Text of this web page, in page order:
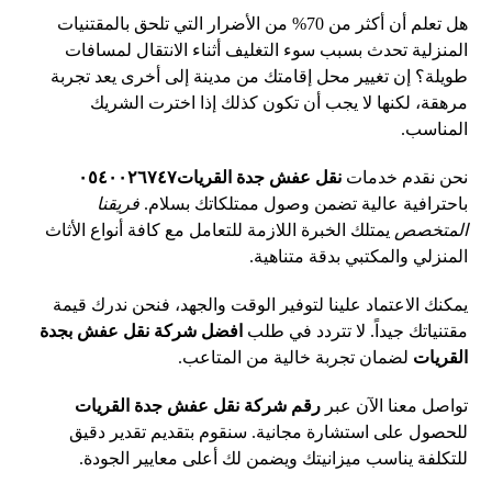
هل تعلم أن أكثر من 70% من الأضرار التي تلحق بالمقتنيات
المنزلية تحدث بسبب سوء التغليف أثناء الانتقال لمسافات
طويلة؟ إن تغيير محل إقامتك من مدينة إلى أخرى يعد تجربة
مرهقة، لكنها لا يجب أن تكون كذلك إذا اخترت الشريك
المناسب.
نحن نقدم خدماتنقل عفش جدة القريات٠٥٤٠٠٢٦٧٤٧
باحترافية عالية تضمن وصول ممتلكاتك بسلام.فريقنا
المتخصص يمتلك الخبرة اللازمة للتعامل مع كافة أنواع الأثاث
المنزلي والمكتبي بدقة متناهية.
يمكنك الاعتماد علينا لتوفير الوقت والجهد، فنحن ندرك قيمة
مقتنياتك جيداً. لا تتردد في طلب افضل شركة نقل عفش بجدة
القريات لضمان تجربة خالية من المتاعب.
تواصل معنا الآن عبررقم شركة نقل عفش جدة القريات
للحصول على استشارة مجانية. سنقوم بتقديم تقدير دقيق
للتكلفة يناسب ميزانيتك ويضمن لك أعلى معايير الجودة.